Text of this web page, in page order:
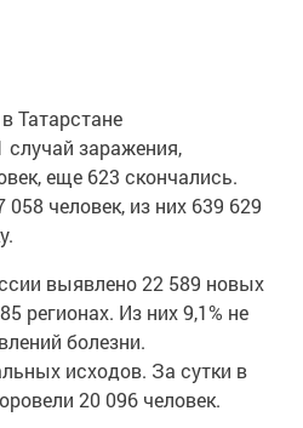
Татарстане
случай заражения,
еще 623 скончались.
человек, из них 639 629
выявлено 22 589 новых
регионах. Из них 9,1% не
болезни.
исходов. За сутки в
20 096 человек.